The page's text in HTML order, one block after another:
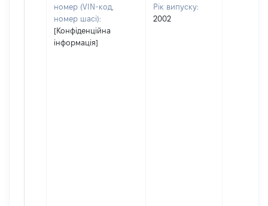
номер (VIN-код,
номер шасі):
[Конфіденційна
інформація]
Рік випуску:
2002